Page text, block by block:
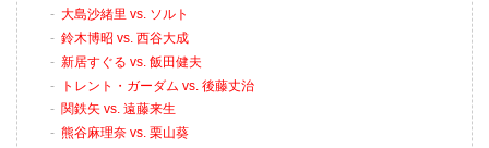
大島沙緒里 vs. ソルト
鈴木博昭 vs. 西谷大成
新居すぐる vs. 飯田健夫
トレント・ガーダム vs. 後藤丈治
関鉄矢 vs. 遠藤来生
熊谷麻理奈 vs. 栗山葵